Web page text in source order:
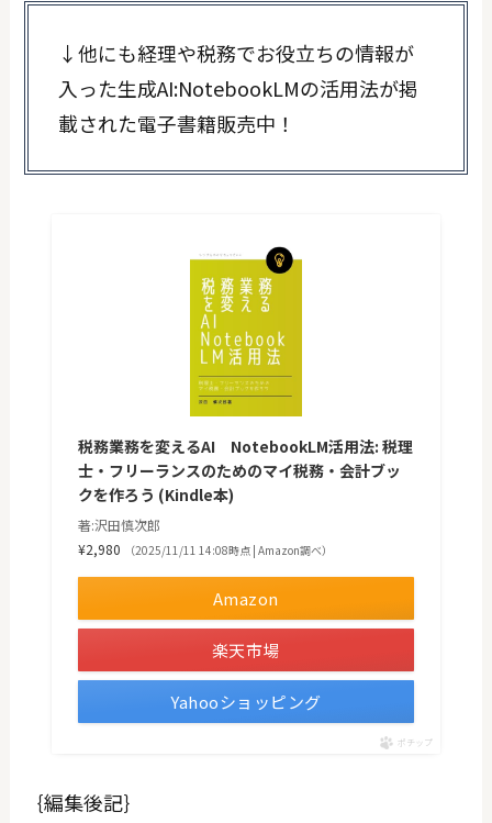
↓他にも経理や税務でお役立ちの情報が
入った生成AI:NotebookLMの活用法が掲
載された電子書籍販売中！
税務業務を変えるAI NotebookLM活用法: 税理
士・フリーランスのためのマイ税務・会計ブッ
クを作ろう (Kindle本)
著:沢田慎次郎
¥2,980
（2025/11/11 14:08時点 | Amazon調べ）
Amazon
楽天市場
Yahooショッピング
ポチップ
｛編集後記｝